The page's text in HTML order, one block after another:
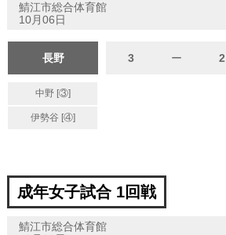
鯖江市総合体育館
10月06日
長野 3 ー 2
中野 [③]
伊勢谷 [④]
成年女子試合 1回戦
鯖江市総合体育館